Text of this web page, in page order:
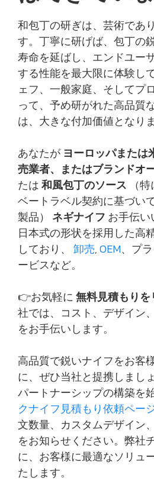
和包丁の研ぎは、芸術であ
す。丁寧に研げば、包丁の
寿命を延ばし、エンドユー
する性能を最大限に体験し
ェフ、一般家庭、そしてプ
って、予め研がれた高品質
は、大きな付加価値となりま
あなたが ヨーロッパまたは
売業者、またはブランドオ
たは和風包丁のソース （
ベートラベル契約に基づい
製品） ネギナイフ お手伝
日本式の形状を採用した高
しており、 卸売,OEM、プ
ービスなど。
👉お気軽に無料見積もり
社では、コスト、デザイン
をお手伝いします。
高品質で鋭いナイフをお客
に、ぜひ当社と提携しまし
パートナーシップの構築を
クナイフ見積もり依頼ペー
文数量、カスタムデザイン
をお知らせください。弊社
に、お客様に最適なソリュ
たします。